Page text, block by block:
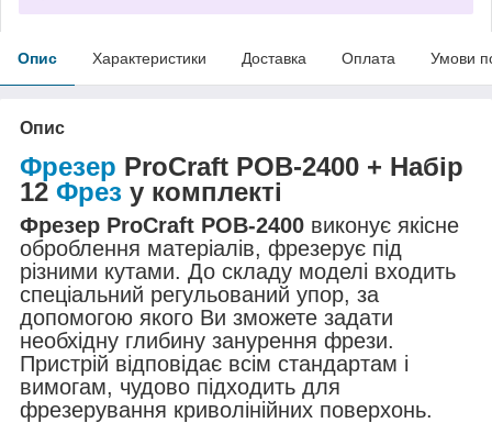
Опис Характеристики Доставка Оплата Умови
Опис
Фрезер ProCraft POB-2400 + Набір
12 Фрез у комплекті
Фрезер ProCraft POB-2400 виконує якісне
оброблення матеріалів, фрезерує під
різними кутами. До складу моделі входить
спеціальний регульований упор, за
допомогою якого Ви зможете задати
необхідну глибину занурення фрези.
Пристрій відповідає всім стандартам і
вимогам, чудово підходить для
фрезерування криволінійних поверхонь.